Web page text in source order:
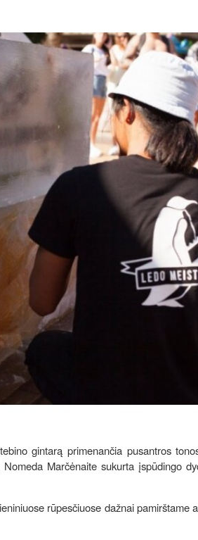
gintarą primenančia pusantros
Marčėnaite sukurta įspūdingo
rūpesčiuose dažnai pamirštame